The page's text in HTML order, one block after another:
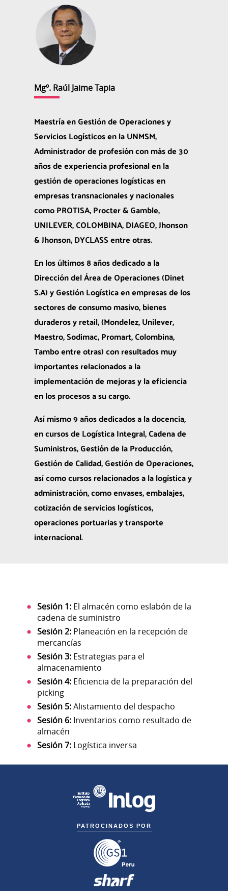
Mgº. Raúl Jaime Tapia
Maestría en Gestión de Operaciones y
Servicios Logísticos en la UNMSM,
Administrador de profesión con más de 30
años de experiencia profesional en la
gestión de operaciones logísticas en
empresas transnacionales y nacionales
como PROTISA, Procter & Gamble,
UNILEVER, COLOMBINA, DIAGEO, Jhonson
& Jhonson, DYCLASS entre otras.
En los últimos 8 años dedicado a la
Dirección del Área de Operaciones (Dinet
S.A) y Gestión Logística en empresas de los
sectores de consumo masivo, bienes
duraderos y retail, (Mondelez, Unilever,
Maestro, Sodimac, Promart, Colombina,
Tambo entre otras) con resultados muy
importantes relacionados a la
implementación de mejoras y la eficiencia
en los procesos a su cargo.
Así mismo 9 años dedicados a la docencia,
en cursos de Logística Integral, Cadena de
Suministros, Gestión de la Producción,
Gestión de Calidad, Gestión de Operaciones,
así como cursos relacionados a la logística y
administración, como envases, embalajes,
cotización de servicios logísticos,
operaciones portuarias y transporte
internacional.
Sesión 1:El almacén como eslabón de la
cadena de suministro
Sesión2: Planeación en la recepción de
mercancías
Sesión3: Estrategias para el
almacenamiento
Sesión4: Eficiencia de la preparación del
picking
Sesión5:Alistamiento del despacho
Sesión6: Inventarios como resultado de
almacén
Sesión 7:Logística inversa
PATROCINADOS POR